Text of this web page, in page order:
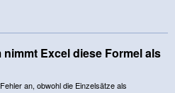
Excel diese Formel als
an, obwohl die Einzelsätze als